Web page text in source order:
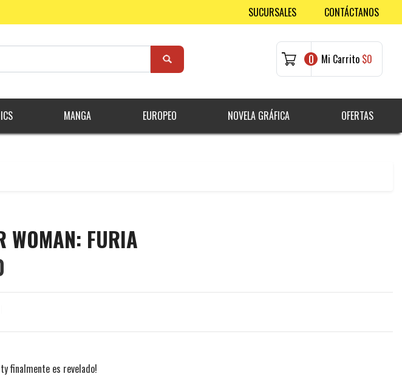
SUCURSALES CONTÁCTANOS
0 Mi Carrito $0
MANGA EUROPEO NOVELA GRÁFICA OFERTAS
WOMAN: FURIA
finalmente es revelado!